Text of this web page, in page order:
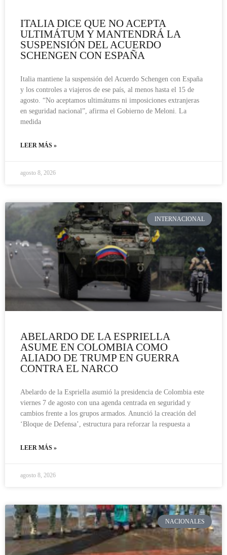
ITALIA DICE QUE NO ACEPTA
ULTIMÁTUM Y MANTENDRÁ LA
SUSPENSIÓN DEL ACUERDO
SCHENGEN CON ESPAÑA
Italia mantiene la suspensión del Acuerdo Schengen con España
y los controles a viajeros de ese país, al menos hasta el 15 de
agosto. “No aceptamos ultimátums ni imposiciones extranjeras
en seguridad nacional”, afirma el Gobierno de Meloni. La
medida
LEER MÁS »
agosto 8, 2026
INTERNACIONAL
ABELARDO DE LA ESPRIELLA
ASUME EN COLOMBIA COMO
ALIADO DE TRUMP EN GUERRA
CONTRA EL NARCO
Abelardo de la Espriella asumió la presidencia de Colombia este
viernes 7 de agosto con una agenda centrada en seguridad y
cambios frente a los grupos armados. Anunció la creación del
‘Bloque de Defensa’, estructura para reforzar la respuesta a
LEER MÁS »
agosto 8, 2026
NACIONALES